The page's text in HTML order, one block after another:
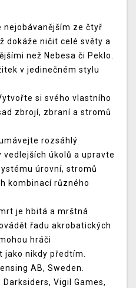
nejobávanějším ze čtyř
dokáže ničit celé světy a
než Nebesa či Peklo.
v jedinečném stylu
si svého vlastního
zbrojí, zbraní a stromů
rozsáhlý
úkolů a upravte
úrovní, stromů
kombinací různého
je hbitá a mrštná
řadu akrobatických
hráči
jako nikdy předtím.
AB, Sweden.
Vigil Games,